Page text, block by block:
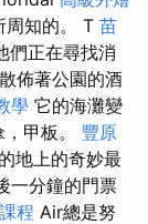
周知的。 T 苗
們正在尋找消
散佈著公園的酒
學 它的海灘變
甲板。 豐原
地上的奇妙最
一分鐘的門票
程 Air總是努